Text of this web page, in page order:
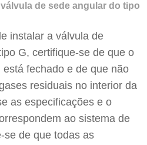
de sede angular do tipo
instalar a válvula de
G, certifique-se de que o
fechado e de que não
residuais no interior da
as especificações e o
ao sistema de
se de que todas as